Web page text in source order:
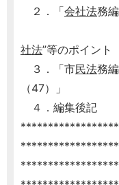
２．「会社法務
起業予
社法”等のポイント
３．「市民法務
（47）」
４．編集後記